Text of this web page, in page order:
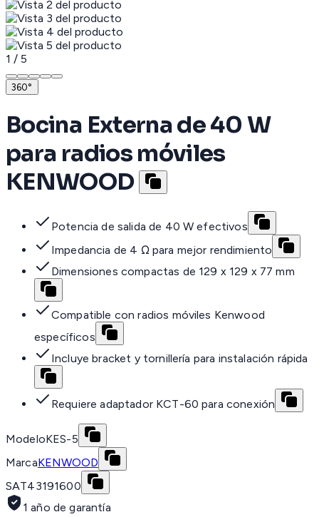
1 / 5
360°
Bocina Externa de 40 W
para radios móviles
KENWOOD
Potencia de salida de 40 W efectivos
Impedancia de 4 Ω para mejor rendimiento
Dimensiones compactas de 129 x 129 x 77 mm
Compatible con radios móviles Kenwood
específicos
Incluye bracket y tornillería para instalación rápida
Requiere adaptador KCT-60 para conexión
ModeloKES-5
MarcaKENWOOD
SAT43191600
1 año de garantía